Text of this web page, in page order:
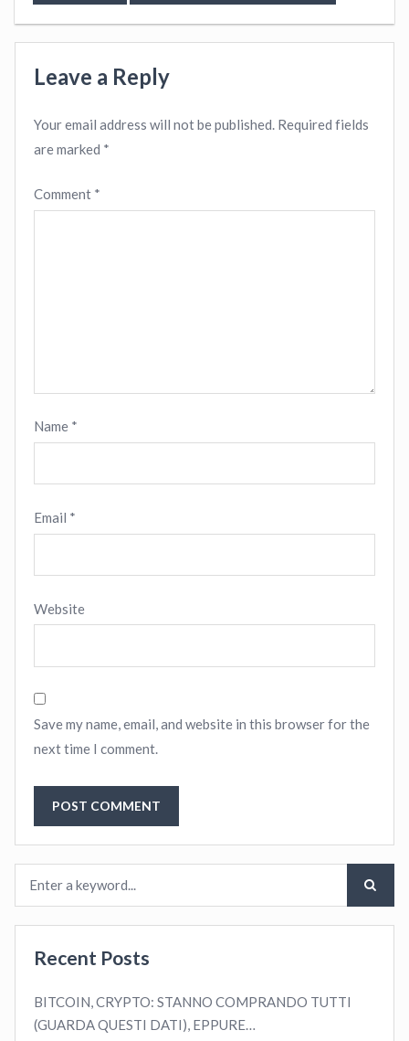
Leave a Reply
Your email address will not be published. Required fields
are marked *
Comment *
Name *
Email *
Website
Save my name, email, and website in this browser for the
next time I comment.
Recent Posts
BITCOIN, CRYPTO: STANNO COMPRANDO TUTTI
(GUARDA QUESTI DATI), EPPURE…